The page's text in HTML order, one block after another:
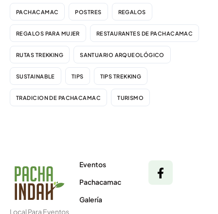
PACHACAMAC POSTRES REGALOS
REGALOS PARA MUJER RESTAURANTES DE PACHACAMAC
RUTAS TREKKING SANTUARIO ARQUEOLÓGICO
SUSTAINABLE TIPS TIPS TREKKING
TRADICION DE PACHACAMAC TURISMO
Local Para Eventos
Eventos
Pachacamac
Galería